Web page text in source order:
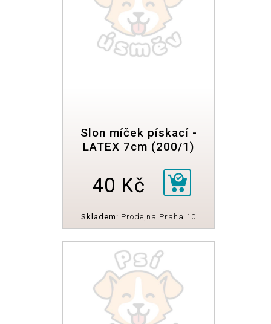
Slon míček pískací -
LATEX 7cm (200/1)
40 Kč
Skladem: Prodejna Praha 10